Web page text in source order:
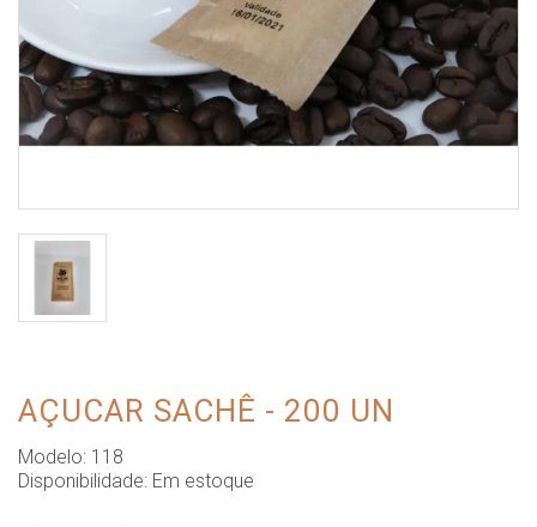
AÇUCAR SACHÊ - 200 UN
Modelo: 118
Disponibilidade: Em estoque